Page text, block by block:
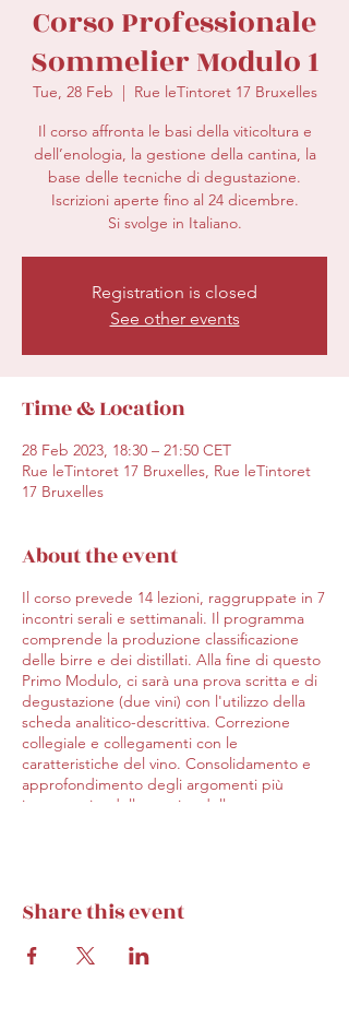
Corso Professionale
Sommelier Modulo 1
Tue, 28 Feb
  |
Rue leTintoret 17 Bruxelles
Il corso affronta le basi della viticoltura e
dell’enologia, la gestione della cantina, la
base delle tecniche di degustazione.
Iscrizioni aperte fino al 24 dicembre.
Si svolge in Italiano.
Registration is closed
See other events
Time & Location
28 Feb 2023, 18:30 – 21:50 CET
Rue leTintoret 17 Bruxelles, Rue leTintoret
17 Bruxelles
About the event
Il corso prevede 14 lezioni, raggruppate in 7
incontri serali e settimanali. Il programma
comprende la produzione classificazione
delle birre e dei distillati. Alla fine di questo
Primo Modulo, ci sarà una prova scritta e di
degustazione (due vini) con l'utilizzo della
scheda analitico-descrittiva. Correzione
collegiale e collegamenti con le
caratteristiche del vino. Consolidamento e
approfondimento degli argomenti più
importanti e della tecnica della
Share this event